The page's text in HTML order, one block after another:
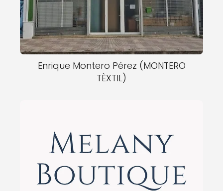
Enrique Montero Pérez (MONTERO
TÈXTIL)